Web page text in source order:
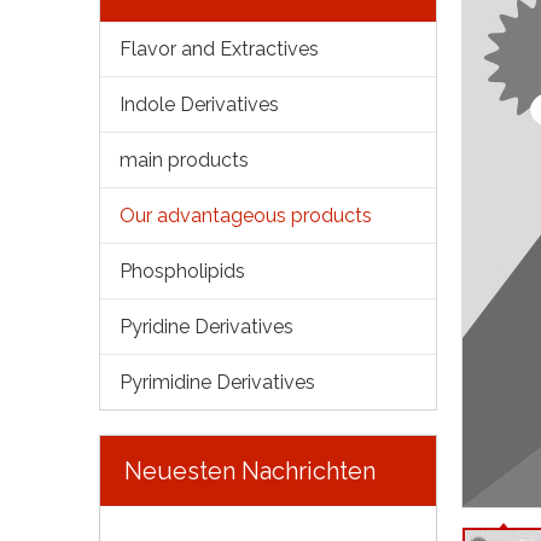
Flavor and Extractives
Indole Derivatives
main products
Our advantageous products
Phospholipids
Pyridine Derivatives
Pyrimidine Derivatives
Neuesten Nachrichten